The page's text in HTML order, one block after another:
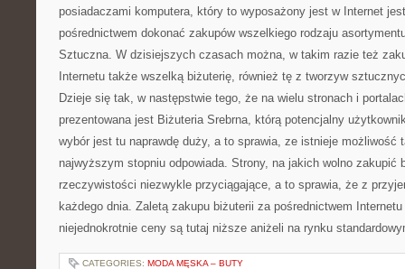
posiadaczami komputera, który to wyposażony jest w Internet
pośrednictwem dokonać zakupów wszelkiego rodzaju
Sztuczna. W dzisiejszych czasach można, w takim razie też
Internetu także wszelką biżuterię, również tę z tworzyw
Dzieje się tak, w następstwie tego, że na wielu stronach i
prezentowana jest Biżuteria Srebrna, którą potencjalny
wybór jest tu naprawdę duży, a to sprawia, ze istnieje możliwość
najwyższym stopniu odpowiada. Strony, na jakich wolno zakupić
rzeczywistości niezwykle przyciągające, a to sprawia, że z
każdego dnia. Zaletą zakupu biżuterii za pośrednictwem
niejednokrotnie ceny są tutaj niższe aniżeli na rynku
CATEGORIES: MODA MĘSKA – BUTY